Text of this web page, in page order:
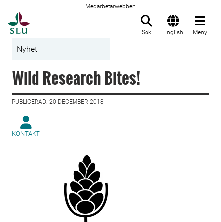
Medarbetarwebben
Sök English Meny
Nyhet
Wild Research Bites!
PUBLICERAD: 20 DECEMBER 2018
KONTAKT